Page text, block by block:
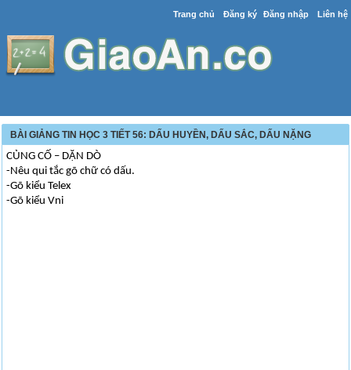
Trang chủ Đăng ký Đăng nhập Liên hệ
BÀI GIẢNG TIN HỌC 3 TIẾT 56: DẤU HUYỀN, DẤU SẮC, DẤU NẶNG
CỦNG CỐ – DẶN DÒ
-Nêu qui tắc gõ chữ có dấu.
-Gõ kiểu Telex
-Gõ kiểu Vni